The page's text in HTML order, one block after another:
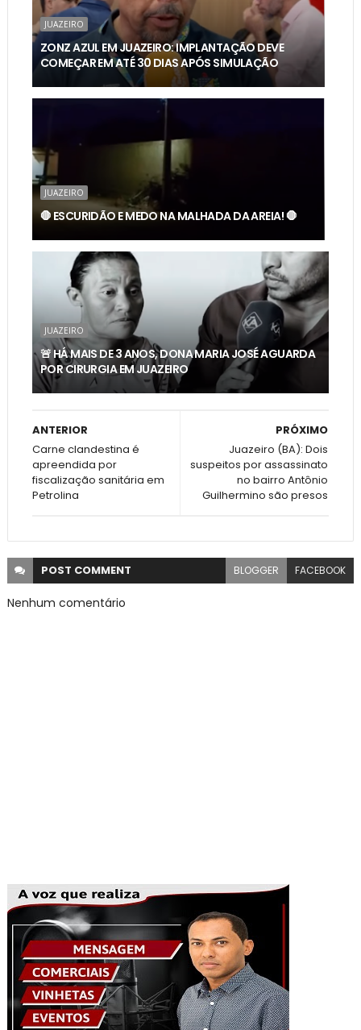
JUAZEIRO
ZONZ AZUL EM JUAZEIRO: IMPLANTAÇÃO DEVE
COMEÇAR EM ATÉ 30 DIAS APÓS SIMULAÇÃO
JUAZEIRO
🛑 ESCURIDÃO E MEDO NA MALHADA DA AREIA! 🛑
JUAZEIRO
🚨 HÁ MAIS DE 3 ANOS, DONA MARIA JOSÉ AGUARDA
POR CIRURGIA EM JUAZEIRO
PRÓXIMO
Juazeiro (BA): Dois
suspeitos por assassinato
no bairro Antônio
Guilhermino são presos
ANTERIOR
Carne clandestina é
apreendida por
fiscalização sanitária em
Petrolina
POST COMMENT BLOGGER FACEBOOK
Nenhum comentário